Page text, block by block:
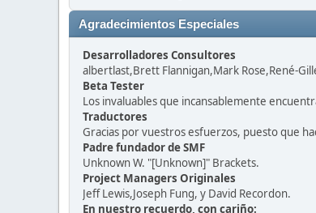
Agradecimientos Especiales
Desarrolladores Consultores
albertlast,Brett Flannigan,Mark Rose,René-
Beta Tester
Los invaluables que incansablemente
Traductores
Gracias por vuestros esfuerzos, puesto que
Padre fundador de SMF
Unknown W. "[Unknown]" Brackets.
Project Managers Originales
Jeff Lewis,Joseph Fung, y David Recordon.
En nuestro recuerdo, con cariño: